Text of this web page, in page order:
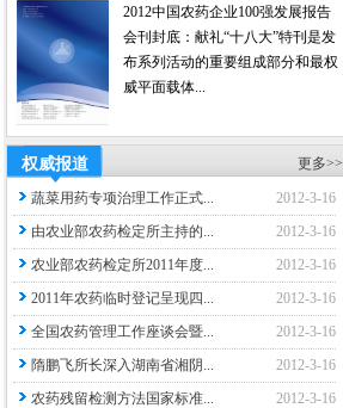
2012中国农药企业100强发展报告
会刊封底：献礼“十八大”特刊是发
布系列活动的重要组成部分和最权
威平面载体...
权威报道 更多>>
蔬菜用药专项治理工作正式...
2012-3-16
由农业部农药检定所主持的...
2012-3-16
农业部农药检定所2011年度...
2012-3-16
2011年农药临时登记呈现四...
2012-3-16
全国农药管理工作座谈会暨...
2012-3-16
隋鹏飞所长深入湖南省湘阴...
2012-3-16
农药残留检测方法国家标准...
2012-3-16